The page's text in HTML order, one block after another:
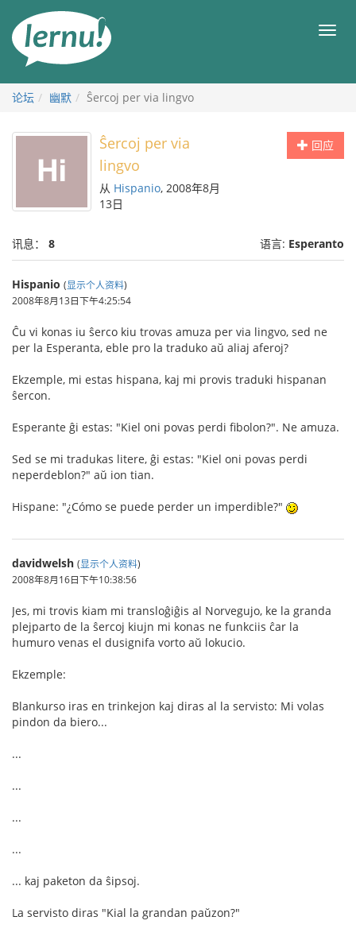
目
论坛 幽默 Ŝercoj per via lingvo
回应
Ŝercoj per via
lingvo
从 Hispanio, 2008年8月
13日
讯息： 8 语言: Esperanto
Hispanio (显示个人资料)
2008年8月13日下午4:25:54
Ĉu vi konas iu ŝerco kiu trovas amuza per via lingvo, sed ne
per la Esperanta, eble pro la traduko aŭ aliaj aferoj?
Ekzemple, mi estas hispana, kaj mi provis traduki hispanan
ŝercon.
Esperante ĝi estas: "Kiel oni povas perdi fibolon?". Ne amuza.
Sed se mi tradukas litere, ĝi estas: "Kiel oni povas perdi
neperdeblon?" aŭ ion tian.
Hispane: "¿Cómo se puede perder un imperdible?"
davidwelsh (显示个人资料)
2008年8月16日下午10:38:56
Jes, mi trovis kiam mi transloĝiĝis al Norvegujo, ke la granda
plejparto de la ŝercoj kiujn mi konas ne funkciis ĉar la
humuro venas el dusignifa vorto aŭ lokucio.
Ekzemple:
Blankurso iras en trinkejon kaj diras al la servisto: Mi volas
pindon da biero...
...
...
...
...
... kaj paketon da ŝipsoj.
La servisto diras "Kial la grandan paŭzon?"